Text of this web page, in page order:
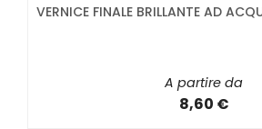
VERNICE FINALE BRILLANTE AD
A partire da
8,60 €